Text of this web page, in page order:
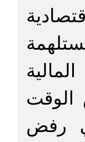
الوقت
رفض